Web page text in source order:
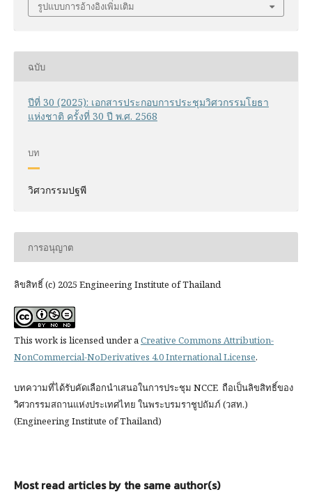
รูปแบบการอ้างอิงเพิ่มเติม
ฉบับ
ปีที่ 30 (2025): เอกสารประกอบการประชุมวิศวกรรมโยธา
แห่งชาติ ครั้งที่ 30 ปี พ.ศ. 2568
บท
วิศวกรรมปฐพี
การอนุญาต
ลิขสิทธิ์ (c) 2025 Engineering Institute of Thailand
This work is licensed under aCreative Commons Attribution-
NonCommercial-NoDerivatives 4.0 International License.
บทความที่ได้รับคัดเลือกนำเสนอในการประชุม NCCE ถือเป็นลิขสิทธิ์ของ
วิศวกรรมสถานแห่งประเทศไทย ในพระบรมราชูปถัมภ์ (วสท.)
(Engineering Institute of Thailand)
Most read articles by the same author(s)